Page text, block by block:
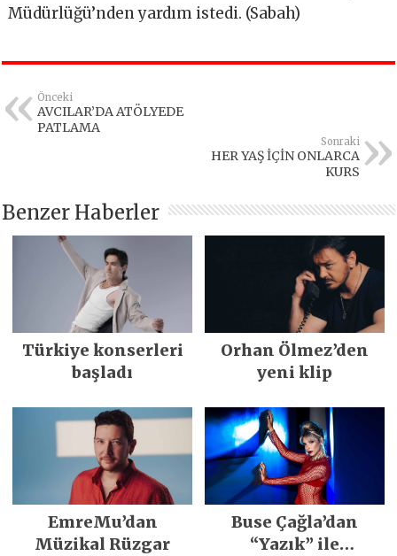
Müdürlüğü’nden yardım istedi. (Sabah)
Önceki
AVCILAR’DA ATÖLYEDE
PATLAMA
Sonraki
HER YAŞ İÇİN ONLARCA
KURS
Benzer Haberler
Türkiye konserleri
başladı
Orhan Ölmez’den
yeni klip
EmreMu’dan
Müzikal Rüzgar
Buse Çağla’dan
“Yazık” ile